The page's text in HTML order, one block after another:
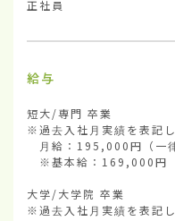
正社員
給与
短大/専門 卒業
※過去入社月実績を表記
月給：195,000円（一律
※基本給：169,000円
大学/大学院 卒業
※過去入社月実績を表記